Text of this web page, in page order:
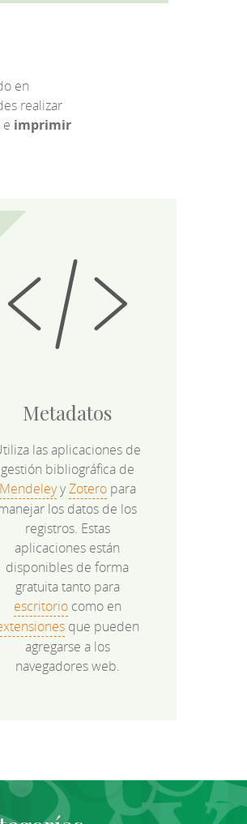
en
realizar
imprimir
Metadatos
las aplicaciones de
gestión bibliográfica de
MendeleyyZoteropara
los datos de los
registros. Estas
aplicaciones están
disponibles de forma
gratuita tanto para
escritoriocomo en
que pueden
agregarse a los
navegadores web.